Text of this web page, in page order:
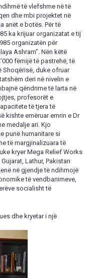
të vlefshme në të
dhe mbi projektet në
anët e botës. Për të
ka krijuar organizatat e tij
organizatën për
Ashram”. Nën këtë
fëmijë të pastrehë, të
Shoqërisë, duke ofruar
deri në nivelin e
qëndrime të larta në
profesorët e
të tjera të
kishte emëruar emrin e Dr
medalje ari. Kjo
punë humanitare si
të margjinalizuara të
kryer Mega Relief Works
Lathur, Pakistan
në gjendje të ndihmojë
të vendbanimeve,
socialisht të
dhe kryetar i një